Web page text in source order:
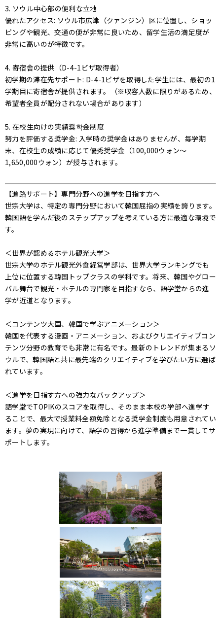
3. ソウル中心部の便利な立地
優れたアクセス: ソウル市広津（クァンジン）区に位置し、ショッ
ピングや観光、交通の便が非常に良いため、留学生活の満足度が
非常に高いのが特徴です。
4. 寄宿舎の提供（D-4-1ビザ取得者）
初学期の滞在先サポート: D-4-1ビザを取得した学生には、最初の1
学期目に寄宿舎が提供されます。（※収容人数に限りがあるため、
希望者全員が配分されない場合があります）
5. 在校生向けの実績奨학金制度
努力を評価する奨学金: 入学時の奨学金はありませんが、毎学期
末、在校生の成績に応じて優秀奨学金（100,000ウォン〜
1,650,000ウォン）が授与されます。
【進路サポート】専門分野への進学を目指す方へ
世宗大学は、特定の専門分野において韓国屈指の実績を誇ります。
韓国語を学んだ後のステップアップを考えている方に最適な環境で
す。
＜世界が認めるホテル観光大学＞
世宗大学のホテル観光外食経営学部は、世界大学ランキングでも
上位に位置する韓国トップクラスの学科です。将来、韓国やグロー
バル舞台で観光・ホテルの専門家を目指すなら、語学堂からの進
学が近道となります。
＜コンテンツ大国、韓国で学ぶアニメーション＞
韓国を代表する漫画・アニメーション、およびクリエイティブコン
テンツ分野の教育でも非常に有名です。最新のトレンドが集まるソ
ウルで、韓国語と共に最先端のクリエイティブを学びたい方に選ば
れています。
＜進学を目指す方への強力なバックアップ＞
語学堂でTOPIKのスコアを取得し、そのまま本校の学部へ進学す
ることで、最大で授業料全額免除となる奨学金制度も用意されてい
ます。夢の実現に向けて、語学の習得から進学準備まで一貫してサ
ポートします。